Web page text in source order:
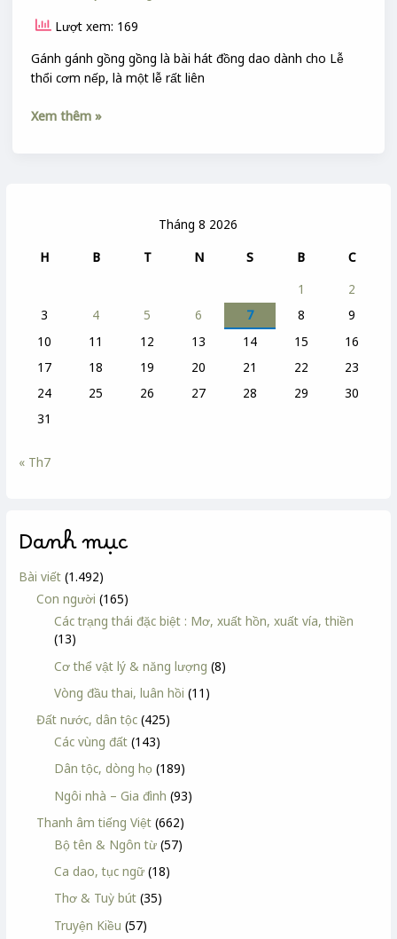
Tháng 8 2026
H
B T N S B
C
1
2
3
4 5 6 7 8
9
10
11 12 13 14 15
16
17
18 19 20 21 22
23
24
25 26 27 28 29
30
31
« Th7
Danh mục
Bài viết (1.492)
Con người (165)
Các trạng thái đặc biệt : Mơ, xuất hồn, xuất vía, thiền
(13)
Cơ thể vật lý & năng lượng (8)
Vòng đầu thai, luân hồi (11)
Đất nước, dân tộc (425)
Các vùng đất (143)
Dân tộc, dòng họ (189)
Ngôi nhà – Gia đình (93)
Thanh âm tiếng Việt (662)
Bộ tên & Ngôn từ (57)
Ca dao, tục ngữ (18)
Thơ & Tuỳ bút (35)
Truyện Kiều (57)
Lượt xem: 169
Gánh gánh gồng gồng là bài hát đồng dao dành cho Lễ
thổi cơm nếp, là một lễ rất liên
Xem thêm »